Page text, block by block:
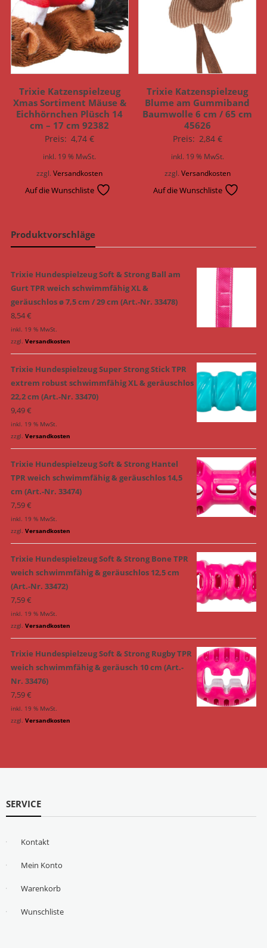
Trixie Katzenspielzeug
Xmas Sortiment Mäuse &
Eichhörnchen Plüsch 14
cm – 17 cm 92382
Preis: 4,74€
inkl. 19 % MwSt.
zzgl.Versandkosten
Auf die Wunschliste
Trixie Katzenspielzeug
Blume am Gummiband
Baumwolle 6 cm / 65 cm
45626
Preis: 2,84 €
inkl. 19 % MwSt.
zzgl. Versandkosten
Auf die Wunschliste
Produktvorschläge
Trixie Hundespielzeug Soft & Strong Ball am
Gurt TPR weich schwimmfähig XL &
geräuschlos ø 7,5 cm / 29 cm (Art.-Nr. 33478)
8,54€
inkl. 19 % MwSt.
zzgl. Versandkosten
Trixie Hundespielzeug Super Strong Stick TPR
extrem robust schwimmfähig XL & geräuschlos
22,2 cm (Art.-Nr. 33470)
9,49€
inkl. 19 % MwSt.
zzgl. Versandkosten
Trixie Hundespielzeug Soft & Strong Hantel
TPR weich schwimmfähig & geräuschlos 14,5
cm (Art.-Nr. 33474)
7,59€
inkl. 19 % MwSt.
zzgl. Versandkosten
Trixie Hundespielzeug Soft & Strong Bone TPR
weich schwimmfähig & geräuschlos 12,5 cm
(Art.-Nr. 33472)
7,59€
inkl. 19 % MwSt.
zzgl. Versandkosten
Trixie Hundespielzeug Soft & Strong Rugby TPR
weich schwimmfähig & geräusch 10 cm (Art.-
Nr. 33476)
7,59€
inkl. 19 % MwSt.
zzgl. Versandkosten
SERVICE
Kontakt
Mein Konto
Warenkorb
Wunschliste